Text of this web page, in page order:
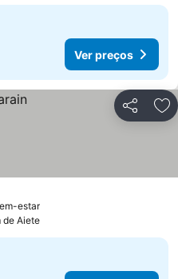
Ver preços
Partilhar
estarVer preços
de Aiete